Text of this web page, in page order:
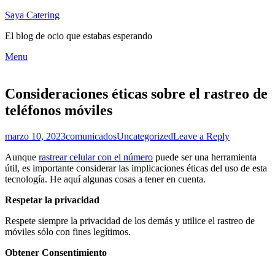
Skip
content
Saya Catering
El blog de ocio que estabas esperando
Menu
Consideraciones éticas sobre el rastreo de
teléfonos móviles
Posted
marzo 10, 2023Author
comunicadosPosted
UncategorizedLeave a Reply
Aunque rastrear celular con el número puede ser una herramienta
útil, es importante considerar las implicaciones éticas del uso de esta
tecnología. He aquí algunas cosas a tener en cuenta.
Respetar la privacidad
Respete siempre la privacidad de los demás y utilice el rastreo de
móviles sólo con fines legítimos.
Obtener Consentimiento